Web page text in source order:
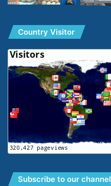
Country Visitor
Subscribe to our channel